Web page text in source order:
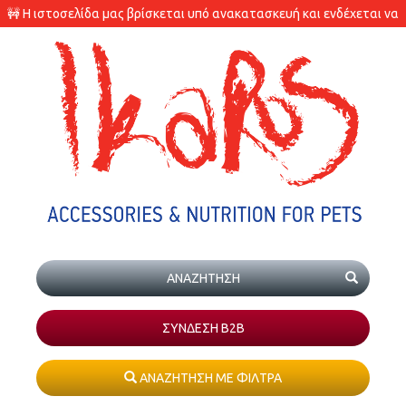
🚧 Η ιστοσελίδα μας βρίσκεται υπό ανακατασκευή και ενδέχεται να
υπάρχουν διαφορές στις διαθεσιμότητες των προϊόντων.
ΣΥΝΔΕΣΗ Β2Β
ΑΝΑΖΗΤΗΣΗ ΜΕ ΦΙΛΤΡΑ